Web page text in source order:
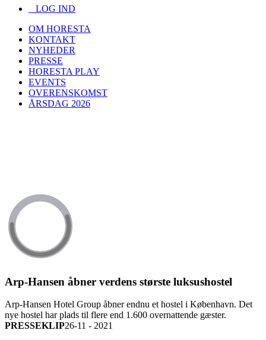
LOG IND
OM HORESTA
KONTAKT
NYHEDER
PRESSE
HORESTA PLAY
EVENTS
OVERENSKOMST
ÅRSDAG 2026
Arp-Hansen åbner verdens største luksushostel
Arp-Hansen Hotel Group åbner endnu et hostel i København. Det
nye hostel har plads til flere end 1.600 overnattende gæster.
PRESSEKLIP26-11 - 2021